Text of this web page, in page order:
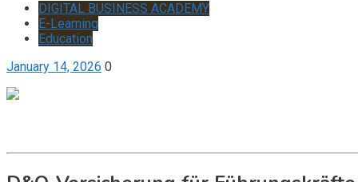
DIGITAL BUSINESS ACADEMY
E-Learning
Education
January 14, 2026 0